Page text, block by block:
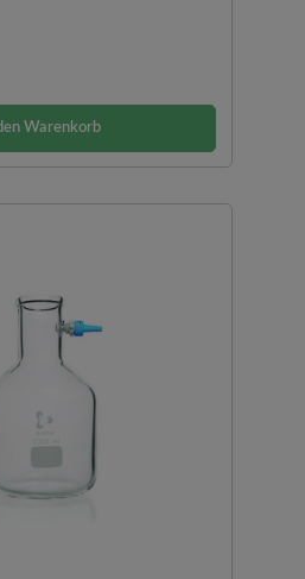
Warenkorb